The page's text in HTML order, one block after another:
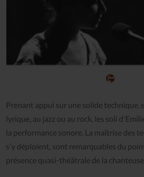
Prenant appui sur une solide technique,
lyrique, au jazz ou au rock, les soli
la performance sonore. La maîtrise des
s'y déploient, sont remarquables du
présence quasi-théâtrale de la chanteuse.